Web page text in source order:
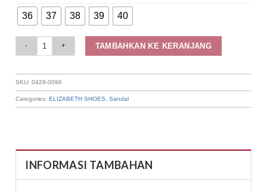
36 37 38 39 40
TAMBAHKAN KE KERANJANG
SKU:0429-0096
Categories:ELIZABETH SHOES ,Sandal
INFORMASI TAMBAHAN